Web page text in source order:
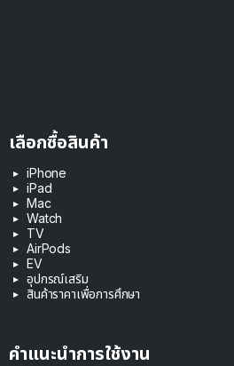
เลือกซื้อสินค้า
iPhone
iPad
Mac
Watch
TV
AirPods
EV
อุปกรณ์เสริม
สินค้าราคาเพื่อการศึกษา
คำแนะนำการใช้งาน